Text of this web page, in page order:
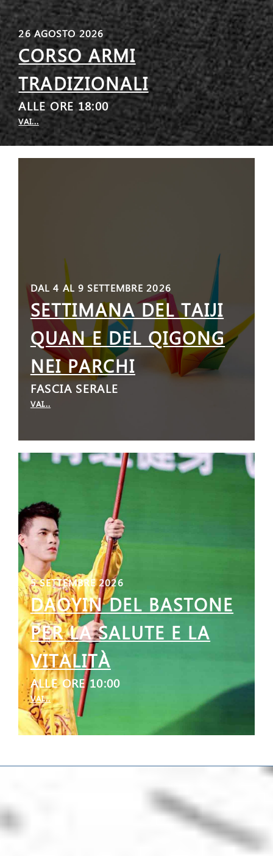
26 AGOSTO 2026
CORSO ARMI
TRADIZIONALI
ALLE ORE 18:00
VAI...
DAL 4 AL 9 SETTEMBRE 2026
SETTIMANA DEL TAIJI
QUAN E DEL QIGONG
NEI PARCHI
FASCIA SERALE
VAI...
5 SETTEMBRE 2026
DAOYIN DEL BASTONE
PER LA SALUTE E LA
VITALITÀ
ALLE ORE 10:00
VAI...